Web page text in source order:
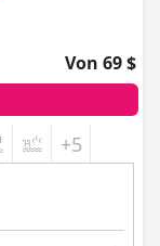
Von 69 $
+5